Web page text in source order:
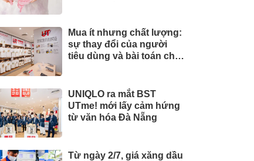
Mua ít nhưng chất lượng:
sự thay đổi của người
tiêu dùng và bài toán cho
UNIQLO ra mắt BST
UTme! mới lấy cảm hứng
từ văn hóa Đà Nẵng
Từ ngày 2/7, giá xăng dầu